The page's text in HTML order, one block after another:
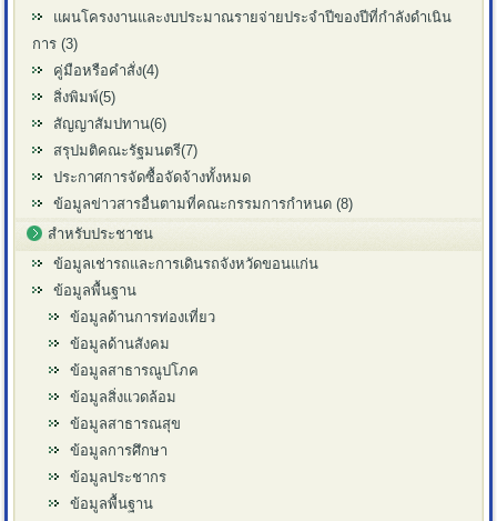
แผนโครงงานและงบประมาณรายจ่ายประจำปีของปีที่กำลังดำเนิน
การ (3)
คู่มือหรือคำสั่ง(4)
สิ่งพิมพ์(5)
สัญญาสัมปทาน(6)
สรุปมติคณะรัฐมนตรี(7)
ประกาศการจัดซื้อจัดจ้างทั้งหมด
ข้อมูลข่าวสารอื่นตามที่คณะกรรมการกำหนด (8)
สำหรับประชาชน
ข้อมูลเช่ารถและการเดินรถจังหวัดขอนแก่น
ข้อมูลพื้นฐาน
ข้อมูลด้านการท่องเที่ยว
ข้อมูลด้านสังคม
ข้อมูลสาธารณูปโภค
ข้อมูลสิ่งแวดล้อม
ข้อมูลสาธารณสุข
ข้อมูลการศึกษา
ข้อมูลประชากร
ข้อมูลพื้นฐาน